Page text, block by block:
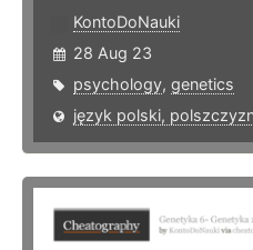
KontoDoNauki
28 Aug 23
psychology, genetics
język polski,